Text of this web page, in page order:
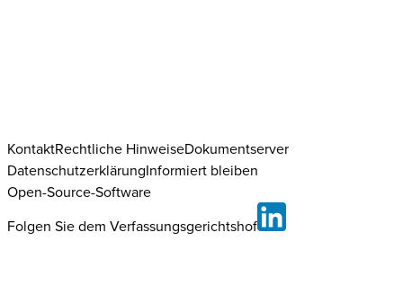
KontaktRechtliche HinweiseDokumentserver
DatenschutzerklärungInformiert bleiben
Open-Source-Software
Folgen Sie dem Verfassungsgerichtshof